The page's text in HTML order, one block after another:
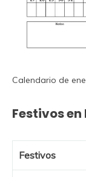
Calendario de
Festivos en
Festivos